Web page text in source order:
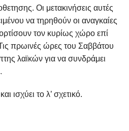
Οι μετακινήσεις αυτές
να τηρηθούν οι αναγκαίες
τον κυρίως χώρο επί
πρωινές ώρες του Σαββάτου
λαϊκών για να συνδράμει
ισχύει το λ’ σχετικό.